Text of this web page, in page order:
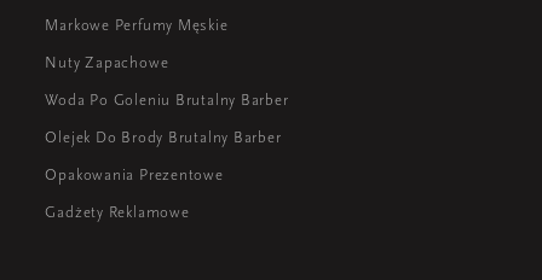
Markowe Perfumy Męskie
Nuty Zapachowe
Woda Po Goleniu Brutalny Barber
Olejek Do Brody Brutalny Barber
Opakowania Prezentowe
Gadżety Reklamowe